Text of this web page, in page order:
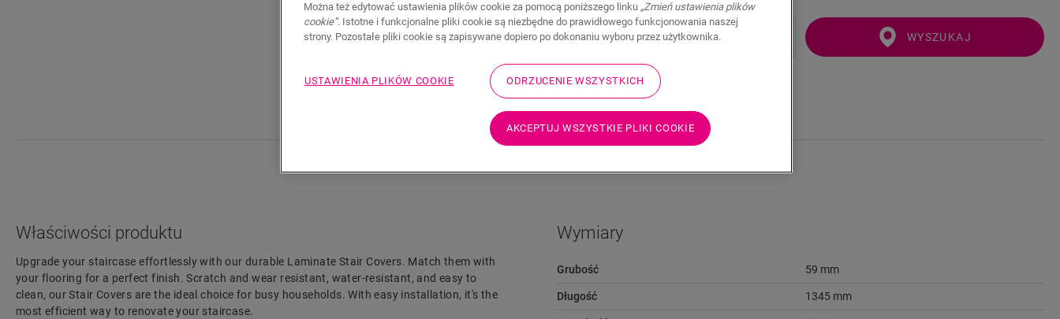
WYSZUKAJ
Przejdź szybko do
Właściwości produktu
Upgrade your staircase effortlessly with our durable Laminate Stair Covers. Match them with
your flooring for a perfect finish. Scratch and wear resistant, water-resistant, and easy to
clean, our Stair Covers are the ideal choice for busy households. With easy installation, it's the
most efficient way to renovate your staircase.
Wymiary
Grubość 59 mm
Długość 1345 mm
Można też edytować ustawienia plików cookie za pomocą poniższego linku „Zmień ustawienia plików
cookie”. Istotne i funkcjonalne pliki cookie są niezbędne do prawidłowego funkcjonowania naszej
strony. Pozostałe pliki cookie są zapisywane dopiero po dokonaniu wyboru przez użytkownika.
USTAWIENIA PLIKÓW COOKIE ODRZUCENIE WSZYSTKICH
AKCEPTUJ WSZYSTKIE PLIKI COOKIE